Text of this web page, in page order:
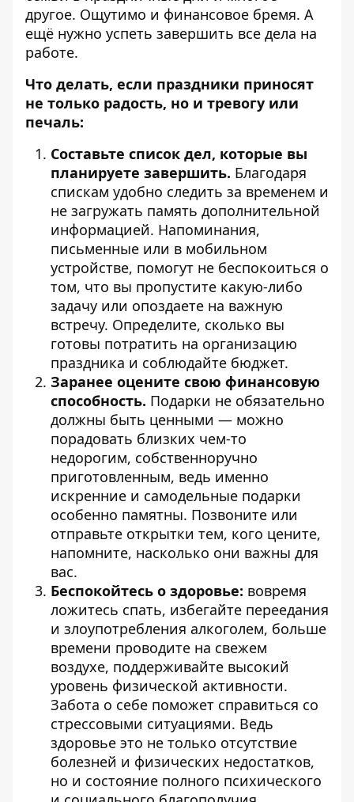
другое. Ощутимо и финансовое бремя. А
ещё нужно успеть завершить все дела на
работе.
Что делать, если праздники приносят
не только радость, но и тревогу или
печаль:
Составьте список дел, которые вы
планируете завершить. Благодаря
спискам удобно следить за временем и
не загружать память дополнительной
информацией. Напоминания,
письменные или в мобильном
устройстве, помогут не беспокоиться о
том, что вы пропустите какую-либо
задачу или опоздаете на важную
встречу. Определите, сколько вы
готовы потратить на организацию
праздника и соблюдайте бюджет.
Заранее оцените свою финансовую
способность. Подарки не обязательно
должны быть ценными — можно
порадовать близких чем-то
недорогим, собственноручно
приготовленным, ведь именно
искренние и самодельные подарки
особенно памятны. Позвоните или
отправьте открытки тем, кого цените,
напомните, насколько они важны для
вас.
Беспокойтесь о здоровье: вовремя
ложитесь спать, избегайте переедания
и злоупотребления алкоголем, больше
времени проводите на свежем
воздухе, поддерживайте высокий
уровень физической активности.
Забота о себе поможет справиться со
стрессовыми ситуациями. Ведь
здоровье это не только отсутствие
болезней и физических недостатков,
но и состояние полного психического